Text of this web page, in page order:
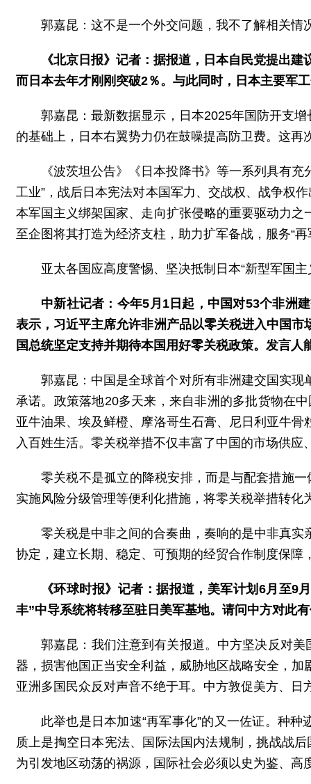
郭嘉昆：这不是一个外交问题，我不了解相关情
《北京日报》记者：据报道，日本自民党提出
而日本去年才刚刚突破2％。与此同时，日本主要军
郭嘉昆：最新数据显示，日本2025年国防开支
的基础上，日本右翼势力仍在鼓噪提高防卫费。这再
《波茨坦公告》《日本投降书》等一系列具有
工业”，战后日本宪法对本国军力、交战权、战争权
本军国主义绑架国家、走向扩张侵略的重要驱动力
至企图将其打造为经济支柱，助力扩军备战，服务“再
亚太各国应高度警惕、坚决抵制日本“新型军国
中新社记者：今年5月1日起，中国对53个非洲
表示，习近平主席允许非洲产品以零关税进入中国
国总统坚定支持并期待本国用好零关税政策。发言
郭嘉昆：中国是全球首个对所有非洲建交国实
承诺。政策落地20多天来，来自非洲的多批货物在
亚牛油果、埃及鲜橙、摩洛哥生石膏、尼日利亚牛
入百姓生活。零关税举措不仅丰富了中国的市场供
零关税不是孤立的降税安排，而是与配套措施
实施风险分级管理等便利化措施，将零关税举措转化
零关税是中非之间的合奏曲，奏响的是中非真
协定，建立长期、稳定、可预期的经贸合作制度保
《环球时报》记者：据报道，美军计划6月至
丰”中导系统将转移至驻日美军基地。请问中方对此
郭嘉昆：我们注意到有关报道。中方坚决反对
器，损害他国正当安全利益，威胁地区战略安全，
亚洲多国民众反对声音不绝于耳。中方敦促美方、
此举也是日本加速“再军事化”的又一佐证。种
质上是掏空日本宪法、国际法国内法规制，挑战战
为引发地区动荡的祸源，国际社会必须以史为鉴、高